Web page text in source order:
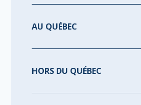
AU QUÉBEC
HORS DU QUÉBEC